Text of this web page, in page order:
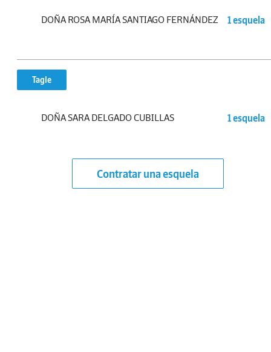
DOÑA ROSA MARÍA SANTIAGO FERNÁNDEZ 1 esquela
Tagle
DOÑA SARA DELGADO CUBILLAS 1 esquela
Contratar una esquela